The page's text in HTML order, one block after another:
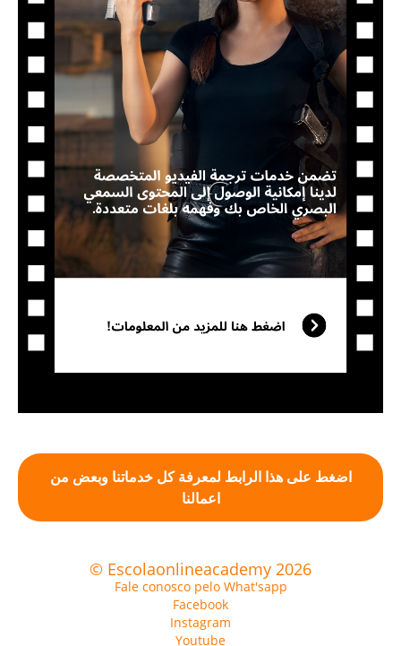
اضغط على هذا الرابط لمعرفة كل خدماتنا وبعض من
اعمالنا
© Escolaonlineacademy 2026
Fale conosco pelo What'sapp
Facebook
Instagram
Youtube